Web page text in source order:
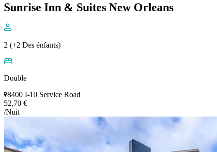
Sunrise Inn & Suites New Orleans
2 (+2 Des énfants)
Double
8400 I-10 Service Road
52,70 €
/Nuit